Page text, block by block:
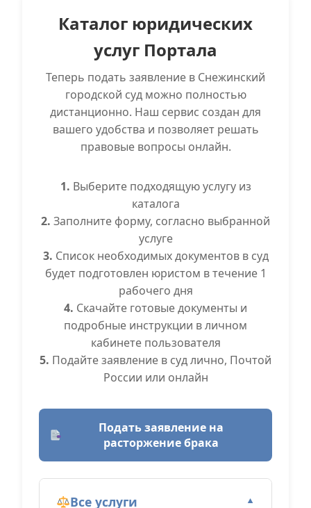
Каталог юридических
услуг Портала
Теперь подать заявление в Снежинский
городской суд можно полностью
дистанционно. Наш сервис создан для
вашего удобства и позволяет решать
правовые вопросы онлайн.
1. Выберите подходящую услугу из
каталога
2. Заполните форму, согласно выбранной
услуге
3. Список необходимых документов в суд
будет подготовлен юристом в течение 1
рабочего дня
4. Скачайте готовые документы и
подробные инструкции в личном
кабинете пользователя
5. Подайте заявление в суд лично, Почтой
России или онлайн
Подать заявление на
расторжение брака
Все услуги ▼